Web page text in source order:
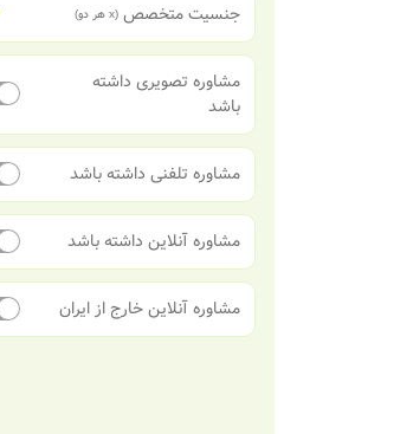
جنسیت متخصص (x هر دو)
مشاوره تصویری داشته
باشد
مشاوره تلفنی داشته باشد
مشاوره آنلاین داشته باشد
مشاوره آنلاین خارج از ایران